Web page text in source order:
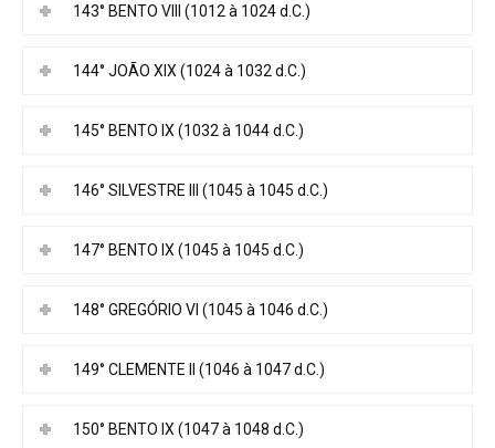
143° BENTO VIII (1012 à 1024 d.C.)
144° JOÃO XIX (1024 à 1032 d.C.)
145° BENTO IX (1032 à 1044 d.C.)
146° SILVESTRE III (1045 à 1045 d.C.)
147° BENTO IX (1045 à 1045 d.C.)
148° GREGÓRIO VI (1045 à 1046 d.C.)
149° CLEMENTE II (1046 à 1047 d.C.)
150° BENTO IX (1047 à 1048 d.C.)